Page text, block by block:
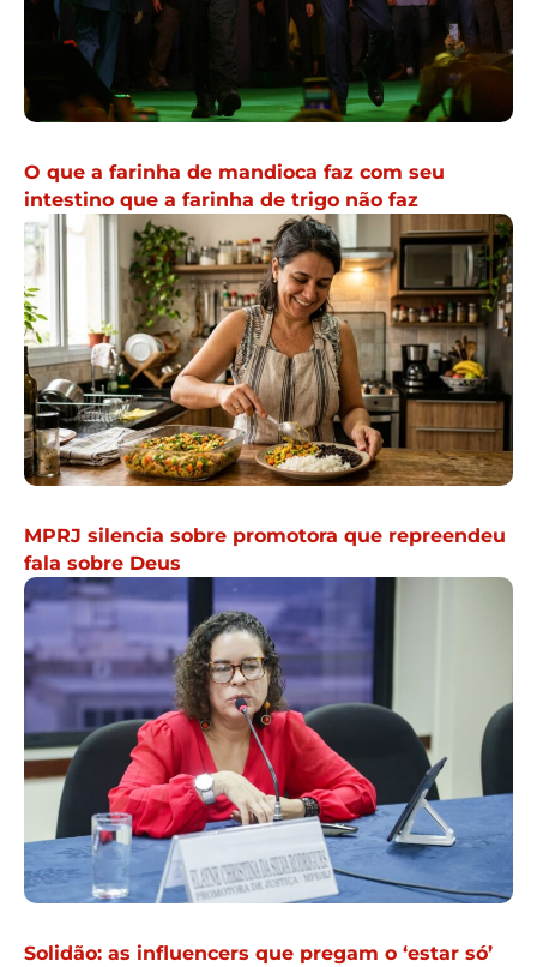
O que a farinha de mandioca faz com seu
intestino que a farinha de trigo não faz
MPRJ silencia sobre promotora que repreendeu
fala sobre Deus
Solidão: as influencers que pregam o ‘estar só’